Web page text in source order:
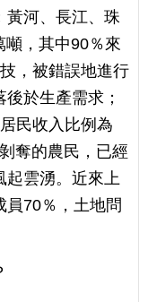
黃河、長江、珠
噸，其中90％來
，被錯誤地進行
於生產需求；
民收入比例為
奪的農民，已經
起雲湧。近來上
員70％，土地問